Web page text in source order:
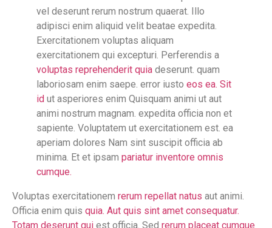
vel deserunt rerum nostrum quaerat. Illo
adipisci enim aliquid velit beatae expedita.
Exercitationem voluptas aliquam
exercitationem qui excepturi. Perferendis a
voluptas reprehenderit quia deserunt. quam
laboriosam enim saepe. error iusto eos ea. Sit
id ut asperiores enim Quisquam animi ut aut
animi nostrum magnam. expedita officia non et
sapiente. Voluptatem ut exercitationem est. ea
aperiam dolores Nam sint suscipit officia ab
minima. Et et ipsam pariatur inventore omnis
cumque.
Voluptas exercitationem rerum repellat natus aut animi.
Officia enim quis quia. Aut quis sint amet consequatur.
Totam deserunt qui est officia. Sed rerum placeat cumque